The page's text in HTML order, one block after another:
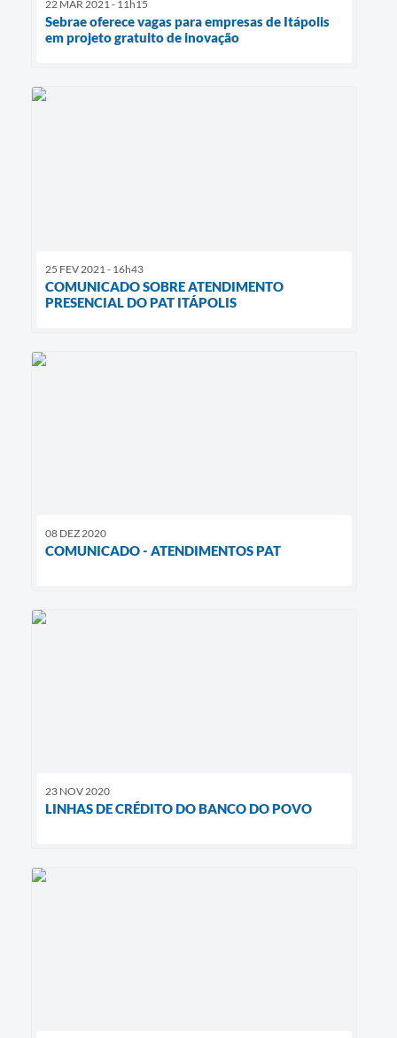
22 MAR 2021 - 11h15
Sebrae oferece vagas para empresas de Itápolis
em projeto gratuito de inovação
25 FEV 2021 - 16h43
COMUNICADO SOBRE ATENDIMENTO
PRESENCIAL DO PAT ITÁPOLIS
08 DEZ 2020
COMUNICADO - ATENDIMENTOS PAT
23 NOV 2020
LINHAS DE CRÉDITO DO BANCO DO POVO